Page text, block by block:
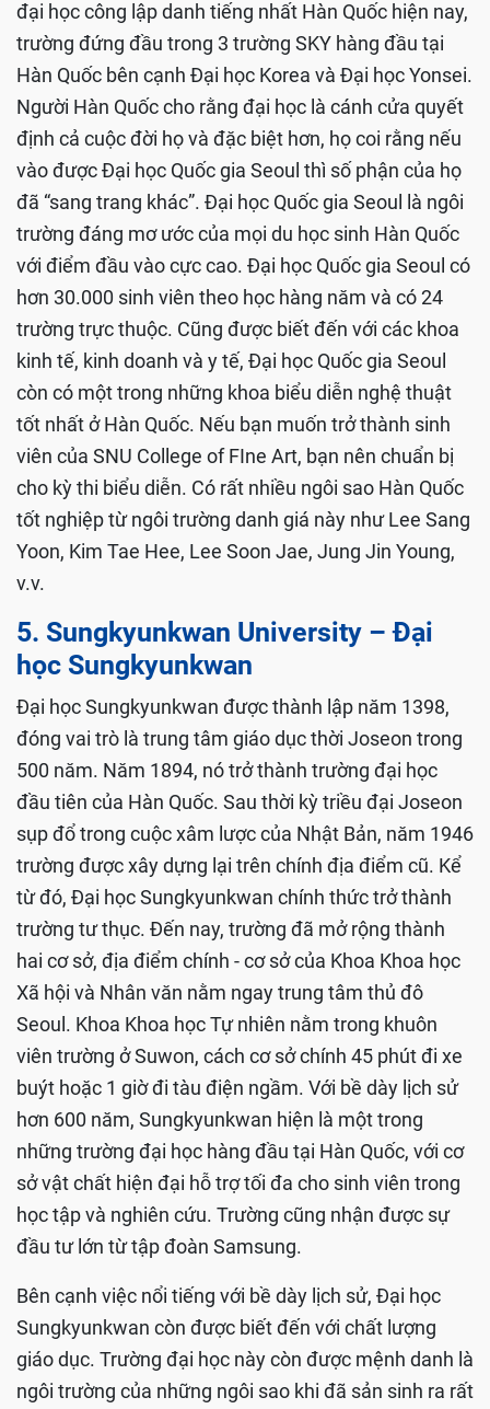
đại học công lập danh tiếng nhất Hàn Quốc hiện nay,
trường đứng đầu trong 3 trường SKY hàng đầu tại
Hàn Quốc bên cạnh Đại học Korea và Đại học Yonsei.
Người Hàn Quốc cho rằng đại học là cánh cửa quyết
định cả cuộc đời họ và đặc biệt hơn, họ coi rằng nếu
vào được Đại học Quốc gia Seoul thì số phận của họ
đã “sang trang khác”. Đại học Quốc gia Seoul là ngôi
trường đáng mơ ước của mọi du học sinh Hàn Quốc
với điểm đầu vào cực cao. Đại học Quốc gia Seoul có
hơn 30.000 sinh viên theo học hàng năm và có 24
trường trực thuộc. Cũng được biết đến với các khoa
kinh tế, kinh doanh và y tế, Đại học Quốc gia Seoul
còn có một trong những khoa biểu diễn nghệ thuật
tốt nhất ở Hàn Quốc. Nếu bạn muốn trở thành sinh
viên của SNU College of FIne Art, bạn nên chuẩn bị
cho kỳ thi biểu diễn. Có rất nhiều ngôi sao Hàn Quốc
tốt nghiệp từ ngôi trường danh giá này như Lee Sang
Yoon, Kim Tae Hee, Lee Soon Jae, Jung Jin Young,
v.v.
5. Sungkyunkwan University – Đại
học Sungkyunkwan
Đại học Sungkyunkwan được thành lập năm 1398,
đóng vai trò là trung tâm giáo dục thời Joseon trong
500 năm. Năm 1894, nó trở thành trường đại học
đầu tiên của Hàn Quốc. Sau thời kỳ triều đại Joseon
sụp đổ trong cuộc xâm lược của Nhật Bản, năm 1946
trường được xây dựng lại trên chính địa điểm cũ. Kể
từ đó, Đại học Sungkyunkwan chính thức trở thành
trường tư thục. Đến nay, trường đã mở rộng thành
hai cơ sở, địa điểm chính - cơ sở của Khoa Khoa học
Xã hội và Nhân văn nằm ngay trung tâm thủ đô
Seoul. Khoa Khoa học Tự nhiên nằm trong khuôn
viên trường ở Suwon, cách cơ sở chính 45 phút đi xe
buýt hoặc 1 giờ đi tàu điện ngầm. Với bề dày lịch sử
hơn 600 năm, Sungkyunkwan hiện là một trong
những trường đại học hàng đầu tại Hàn Quốc, với cơ
sở vật chất hiện đại hỗ trợ tối đa cho sinh viên trong
học tập và nghiên cứu. Trường cũng nhận được sự
đầu tư lớn từ tập đoàn Samsung.
Bên cạnh việc nổi tiếng với bề dày lịch sử, Đại học
Sungkyunkwan còn được biết đến với chất lượng
giáo dục. Trường đại học này còn được mệnh danh là
ngôi trường của những ngôi sao khi đã sản sinh ra rất